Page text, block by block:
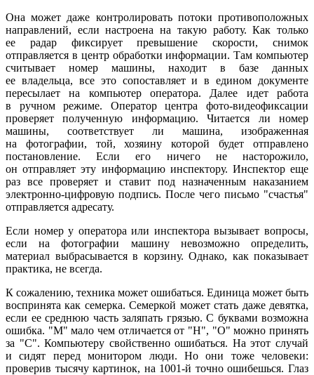
Она может даже контролировать потоки противоположных
направлений, если настроена на такую работу. Как только
ее радар фиксирует превышение скорости, снимок
отправляется в центр обработки информации. Там компьютер
считывает номер машины, находит в базе данных
ее владельца, все это сопоставляет и в едином документе
пересылает на компьютер оператора. Далее идет работа
в ручном режиме. Оператор центра фото-видеофиксации
проверяет полученную информацию. Читается ли номер
машины, соответствует ли машина, изображенная
на фотографии, той, хозяину которой будет отправлено
постановление. Если его ничего не насторожило,
он отправляет эту информацию инспектору. Инспектор еще
раз все проверяет и ставит под назначенным наказанием
электронно-цифровую подпись. После чего письмо "счастья"
отправляется адресату.
Если номер у оператора или инспектора вызывает вопросы,
если на фотографии машину невозможно определить,
материал выбрасывается в корзину. Однако, как показывает
практика, не всегда.
К сожалению, техника может ошибаться. Единица может быть
воспринята как семерка. Семеркой может стать даже девятка,
если ее среднюю часть заляпать грязью. С буквами возможна
ошибка. "М" мало чем отличается от "Н", "О" можно принять
за "С". Компьютеру свойственно ошибаться. На этот случай
и сидят перед монитором люди. Но они тоже человеки:
проверив тысячу картинок, на 1001-й точно ошибешься. Глаз